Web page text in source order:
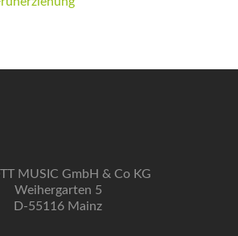
MUSIC GmbH & Co KG
Weihergarten 5
D-55116 Mainz